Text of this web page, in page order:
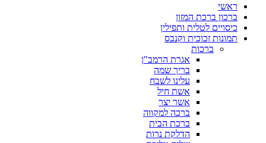
ראשי
ברכון ברכת המזון
כיסויים לטלית ותפילין
תמונות זכוכית וקנבס
ברכות
אגרת הרמב"ן
בריך שמה
עלינו לשבח
אשת חיל
אשר יצר
ברכה למקווה
ברכת הבית
הדלקת נרות